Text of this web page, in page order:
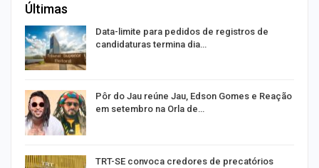
Últimas
Data-limite para pedidos de registros de
candidaturas termina dia…
Pôr do Jau reúne Jau, Edson Gomes e Reação
em setembro na Orla de…
TRT-SE convoca credores de precatórios